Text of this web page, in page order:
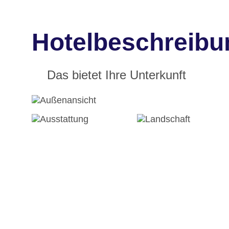
Das bietet Ihre Unterkunft